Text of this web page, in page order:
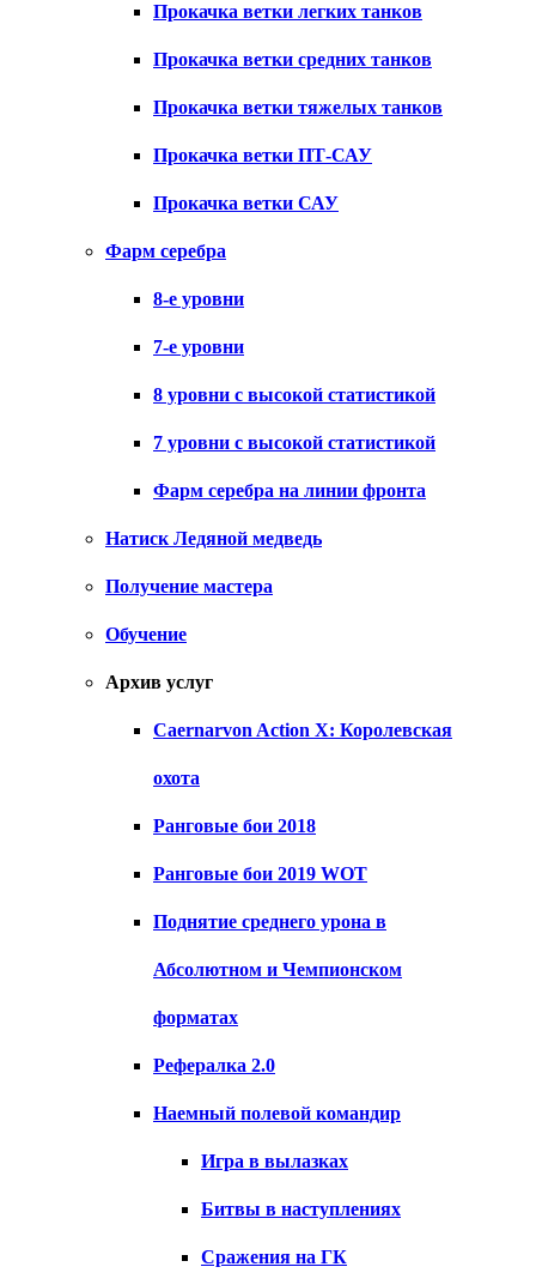
Прокачка ветки легких танков
Прокачка ветки средних танков
Прокачка ветки тяжелых танков
Прокачка ветки ПТ-САУ
Прокачка ветки САУ
Фарм серебра
8-е уровни
7-е уровни
8 уровни с высокой статистикой
7 уровни с высокой статистикой
Фарм серебра на линии фронта
Натиск Ледяной медведь
Получение мастера
Обучение
Архив услуг
Caernarvon Action X: Королевская
охота
Ранговые бои 2018
Ранговые бои 2019 WOT
Поднятие среднего урона в
Абсолютном и Чемпионском
форматах
Рефералка 2.0
Наемный полевой командир
Игра в вылазках
Битвы в наступлениях
Сражения на ГК